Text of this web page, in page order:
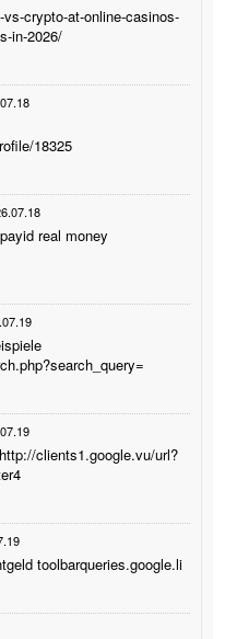
crypto-at-online-casinos-
in-2026/
18325
real money
clients1.google.vu/url?
toolbarqueries.google.li